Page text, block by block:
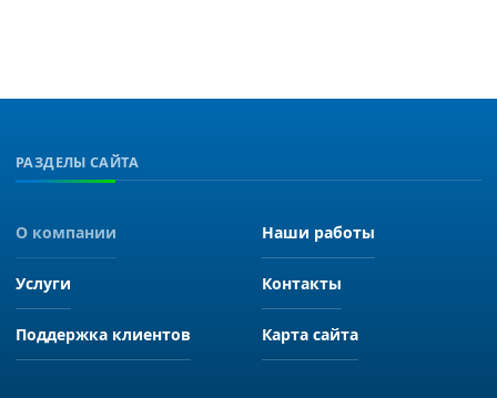
РАЗДЕЛЫ САЙТА
О компании Наши работы
Услуги Контакты
Поддержка клиентов Карта сайта